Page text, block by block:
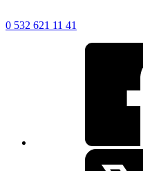
0 532 621 11 41